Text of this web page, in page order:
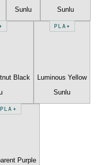
Sunlu
Sunlu
Black
PLA+
Luminous Yellow
Sunlu
PLA+
Purple